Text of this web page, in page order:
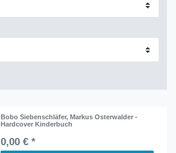
Bobo Siebenschläfer, Markus Osterwalder -
Hardcover Kinderbuch
0,00 € *